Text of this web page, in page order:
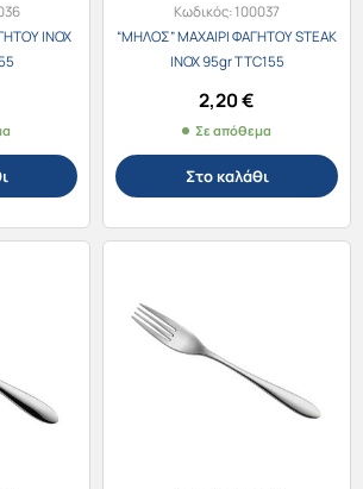
ΙΝΟΧ
Κωδικός:100037
“ΜΗΛΟΣ” ΜΑΧΑΙΡΙ ΦΑΓΗΤΟΥ STEAK
ΙΝΟΧ 95gr TTC155
2,20€
Σε απόθεμα
Στο καλάθι